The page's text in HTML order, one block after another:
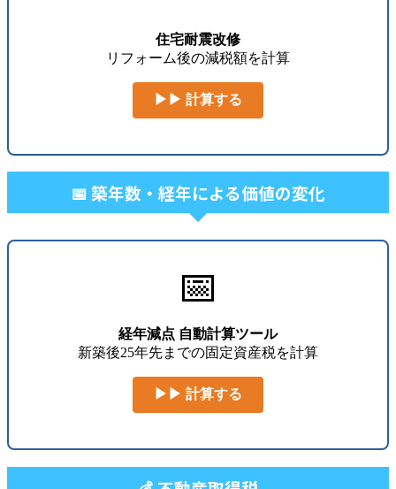
住宅耐震改修
リフォーム後の減税額を計算
▶▶ 計算する
📅 築年数・経年による価値の変化
📅
経年減点 自動計算ツール
新築後25年先までの固定資産税を計算
▶▶ 計算する